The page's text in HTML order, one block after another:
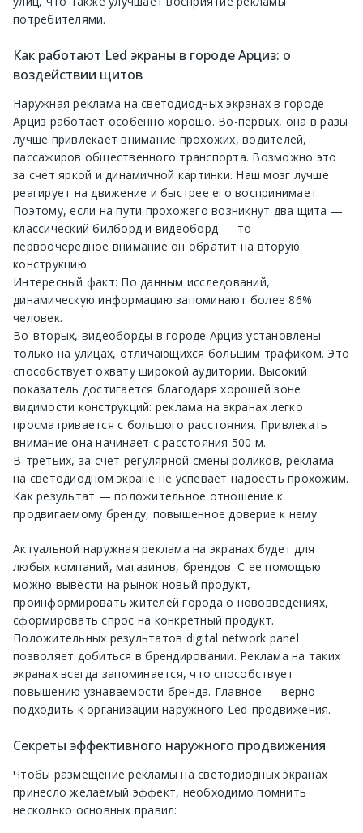
потребителями.
Как работают Led экраны в городе Арциз: о
воздействии щитов
Наружная реклама на светодиодных экранах в городе
Арциз работает особенно хорошо. Во-первых, она в разы
лучше привлекает внимание прохожих, водителей,
пассажиров общественного транспорта. Возможно это
за счет яркой и динамичной картинки. Наш мозг лучше
реагирует на движение и быстрее его воспринимает.
Поэтому, если на пути прохожего возникнут два щита —
классический билборд и видеоборд — то
первоочередное внимание он обратит на вторую
конструкцию.
Интересный факт: По данным исследований,
динамическую информацию запоминают более 86%
человек.
Во-вторых, видеоборды в городе Арциз установлены
только на улицах, отличающихся большим трафиком. Это
способствует охвату широкой аудитории. Высокий
показатель достигается благодаря хорошей зоне
видимости конструкций: реклама на экранах легко
просматривается с большого расстояния. Привлекать
внимание она начинает с расстояния 500 м.
В-третьих, за счет регулярной смены роликов, реклама
на светодиодном экране не успевает надоесть прохожим.
Как результат — положительное отношение к
продвигаемому бренду, повышенное доверие к нему.
Актуальной наружная реклама на экранах будет для
любых компаний, магазинов, брендов. С ее помощью
можно вывести на рынок новый продукт,
проинформировать жителей города о нововведениях,
сформировать спрос на конкретный продукт.
Положительных результатов digital network panel
позволяет добиться в брендировании. Реклама на таких
экранах всегда запоминается, что способствует
повышению узнаваемости бренда. Главное — верно
подходить к организации наружного Led-продвижения.
Секреты эффективного наружного продвижения
Чтобы размещение рекламы на светодиодных экранах
принесло желаемый эффект, необходимо помнить
несколько основных правил: